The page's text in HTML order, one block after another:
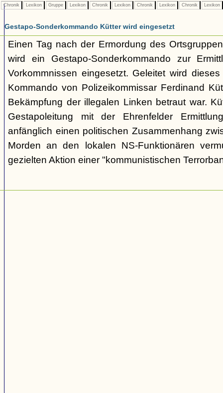
Chronik Lexikon Gruppe Lexikon Chronik Lexikon Chronik Lexikon Chronik Lexikon
Gestapo-Sonderkommando Kütter wird eingesetzt
Einen Tag nach der Ermordung des
wird ein Gestapo-Sonderkommando zur
Vorkommnissen eingesetzt. Geleitet wird
Kommando von Polizeikommissar Ferdinand
Bekämpfung der illegalen Linken betraut war.
Gestapoleitung mit der Ehrenfelder
anfänglich einen politischen Zusammenhang
Morden an den lokalen NS-Funktionären
gezielten Aktion einer "kommunistischen